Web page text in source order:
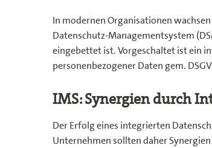
In modernen Organisationen
Datenschutz-Managementsystem
eingebettet ist. Vorgeschaltet ist ein
personenbezogener Daten gem.
IMS: Synergien durch
Der Erfolg eines integrierten
Unternehmen sollten daher